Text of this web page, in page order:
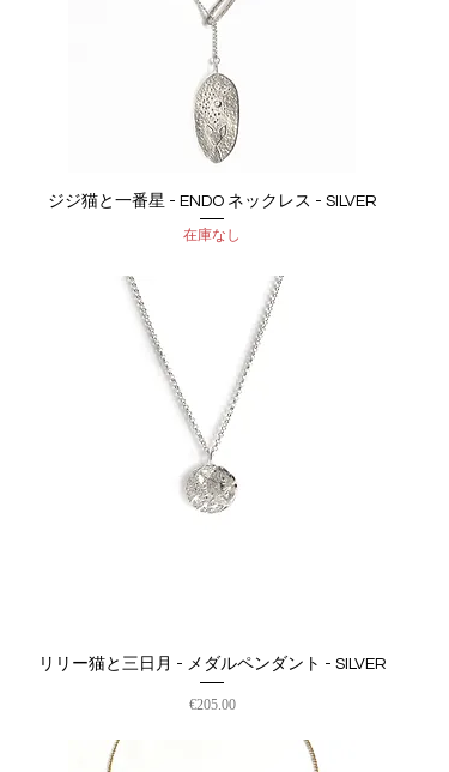
クイックビュー
ジジ猫と一番星 - ENDO ネックレス - SILVER
在庫なし
クイックビュー
リリー猫と三日月 - メダルペンダント - SILVER
価格
€205.00